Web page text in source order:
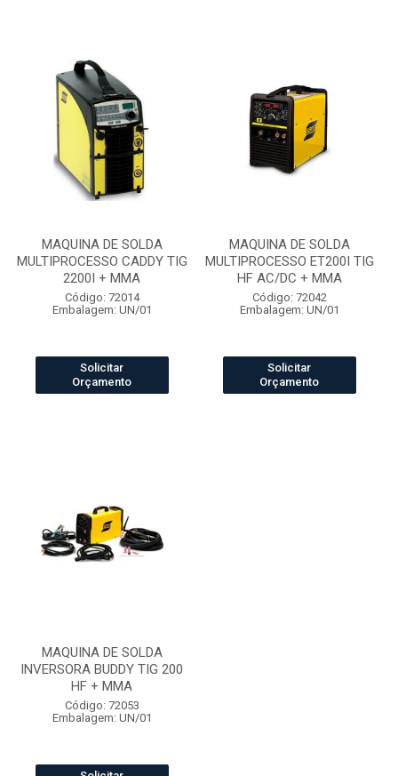
MAQUINA DE SOLDA
MULTIPROCESSO CADDY TIG
2200I + MMA
Código: 72014
Embalagem: UN/01
Solicitar
Orçamento
MAQUINA DE SOLDA
MULTIPROCESSO ET200I TIG
HF AC/DC + MMA
Código: 72042
Embalagem: UN/01
Solicitar
Orçamento
MAQUINA DE SOLDA
INVERSORA BUDDY TIG 200
HF + MMA
Código: 72053
Embalagem: UN/01